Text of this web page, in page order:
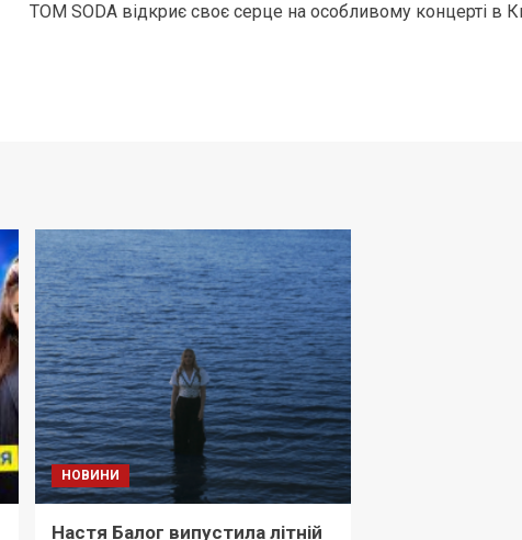
TOM SODA відкриє своє серце на особливому концерті в
НОВИНИ
Настя Балог випустила літній